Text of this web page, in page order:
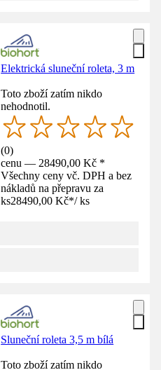
Elektrická sluneční roleta, 3 m
Toto zboží zatím nikdo
nehodnotil.
(0)
cenu — 28490,00 Kč *
Všechny ceny vč. DPH a bez
nákladů na přepravu za
ks28490,00 Kč*/ ks
Sluneční roleta 3,5 m bílá
Toto zboží zatím nikdo